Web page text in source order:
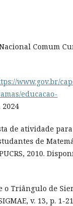
Comum
www.gov.br/
educacao-
2024
de atividade
de
2010.
o Triângulo de
v. 13, p. 1-